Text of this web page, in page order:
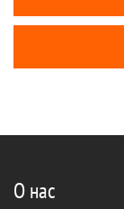
О нас